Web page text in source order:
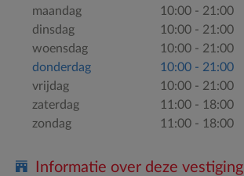
maandag
10:00 - 21:00
dinsdag
10:00 - 21:00
woensdag
10:00 - 21:00
donderdag
10:00 - 21:00
vrijdag
10:00 - 21:00
zaterdag
11:00 - 18:00
zondag
11:00 - 18:00
Informatie over deze vestiging